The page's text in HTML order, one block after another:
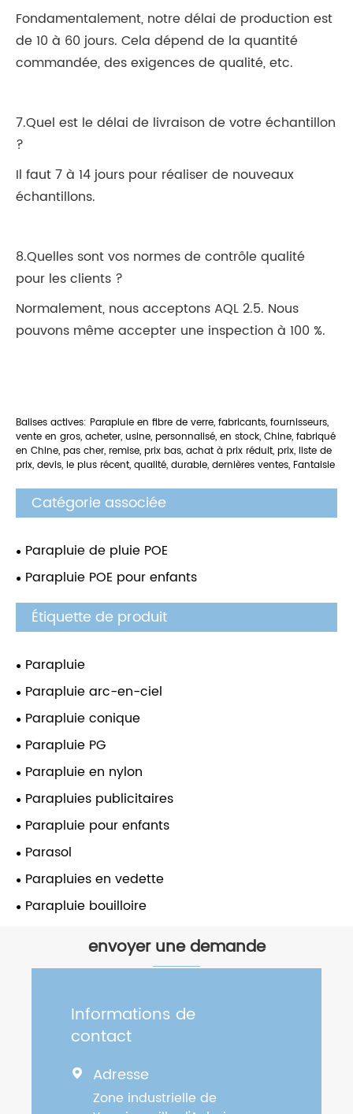
Fondamentalement, notre délai de production est
de 10 à 60 jours. Cela dépend de la quantité
commandée, des exigences de qualité, etc.
7.Quel est le délai de livraison de votre échantillon
?
Il faut 7 à 14 jours pour réaliser de nouveaux
échantillons.
8.Quelles sont vos normes de contrôle qualité
pour les clients ?
Normalement, nous acceptons AQL 2.5. Nous
pouvons même accepter une inspection à 100 %.
Balises actives: Parapluie en fibre de verre, fabricants, fournisseurs,
vente en gros, acheter, usine, personnalisé, en stock, Chine, fabriqué
en Chine, pas cher, remise, prix bas, achat à prix réduit, prix, liste de
prix, devis, le plus récent, qualité, durable, dernières ventes, Fantaisie
Catégorie associée
Parapluie de pluie POE
Parapluie POE pour enfants
Étiquette de produit
Parapluie
Parapluie arc-en-ciel
Parapluie conique
Parapluie PG
Parapluie en nylon
Parapluies publicitaires
Parapluie pour enfants
Parasol
Parapluies en vedette
Parapluie bouilloire
envoyer une demande
Informations de
contact
 Adresse
Zone industrielle de